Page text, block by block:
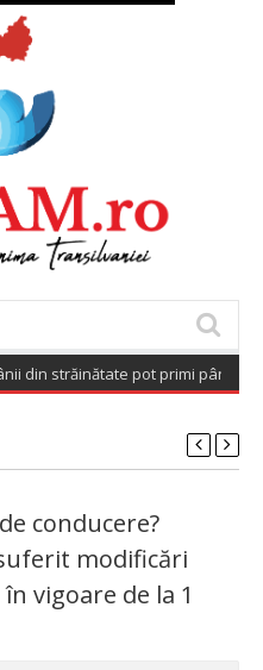
străinătate pot primi până la
conducere?
modificări
vigoare de la 1